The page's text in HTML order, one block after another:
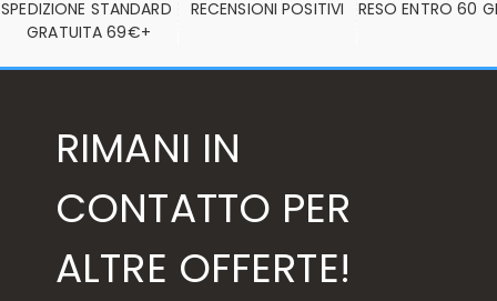
SPEDIZIONE STANDARD
GRATUITA 69€+
RECENSIONI POSITIVI RESO ENTRO 60
RIMANI IN
CONTATTO PER
ALTRE OFFERTE!